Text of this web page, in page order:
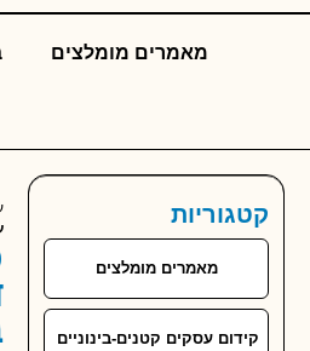
מאמרים מומלצים
קטגוריות
מאמרים מומלצים
קידום עסקים קטנים-בינוניים